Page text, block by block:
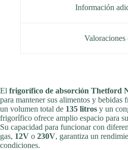
Información
Valoraciones
El frigorífico de absorción Thetford
para mantener sus alimentos y bebidas
un volumen total de 135 litros y un
frigorífico ofrece amplio espacio para
Su capacidad para funcionar con
gas, 12V o 230V, garantiza un
condiciones.